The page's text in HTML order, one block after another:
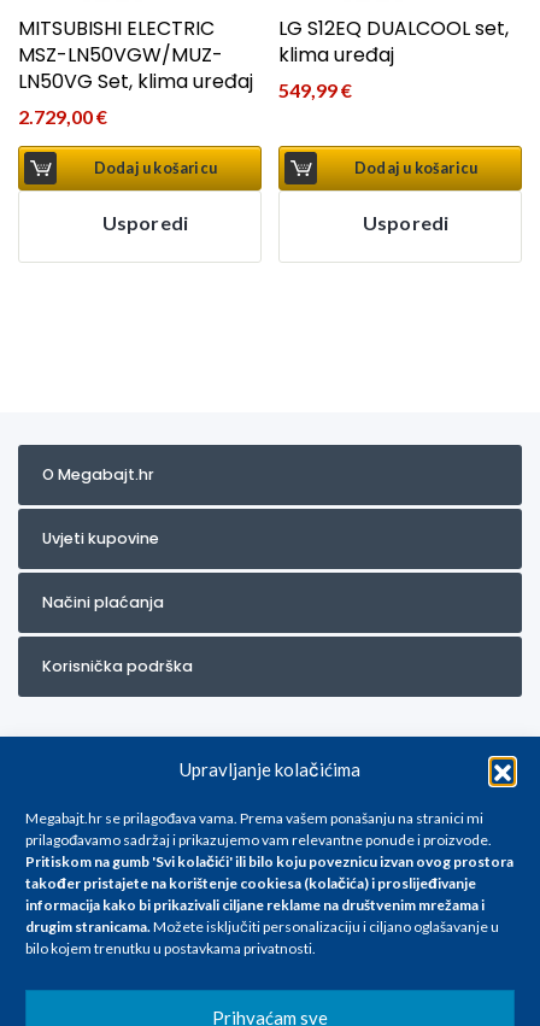
Upravljanje kolačićima
Megabajt.hr se prilagođava vama. Prema vašem ponašanju na stranici mi
prilagođavamo sadržaj i prikazujemo vam relevantne ponude i proizvode.
Pritiskom na gumb 'Svi kolačići' ili bilo koju poveznicu izvan ovog prostora
također pristajete na korištenje cookiesa (kolačića) i proslijeđivanje
informacija kako bi prikazivali ciljane reklame na društvenim mrežama i
drugim stranicama.Možete isključiti personalizaciju i ciljano oglašavanje u
bilo kojem trenutku u postavkama privatnosti.
Prihvaćam sve
MITSUBISHI ELECTRIC
MSZ-LN50VGW/MUZ-
LN50VG Set, klima uređaj
2.729,00€
Dodaj u košaricu
Usporedi
LG S12EQ DUALCOOL set,
klima uređaj
549,99€
Dodaj u košaricu
Usporedi
O Megabajt.hr
Uvjeti kupovine
Načini plaćanja
Korisnička podrška
Za artikle kojih trenutno nema u ponudi obratite nam se na
info@megabajt.hr. Sve cijene su informativnog karaktera i podložne su
promjenama, a
iskazane su za avansno plaćanje(gotovina) u Eurima i uključuju PDV. Sve
se razlikovati od cijena u našim poslovnicama. Trudimo se dati što bolji
i točniji opis i sliku. Unatoč tome, ne možemo garantirati da su svi